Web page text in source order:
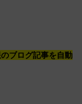
ブログ記事を自動